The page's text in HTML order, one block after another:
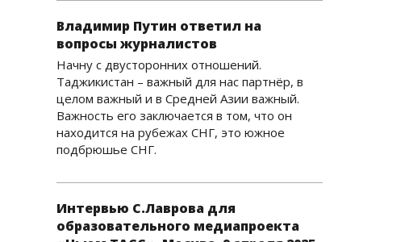
Владимир Путин ответил на
вопросы журналистов
Начну с двусторонних отношений.
Таджикистан – важный для нас партнёр, в
целом важный и в Средней Азии важный.
Важность его заключается в том, что он
находится на рубежах СНГ, это южное
подбрюшье СНГ.
Интервью С.Лаврова для
образовательного медиапроекта